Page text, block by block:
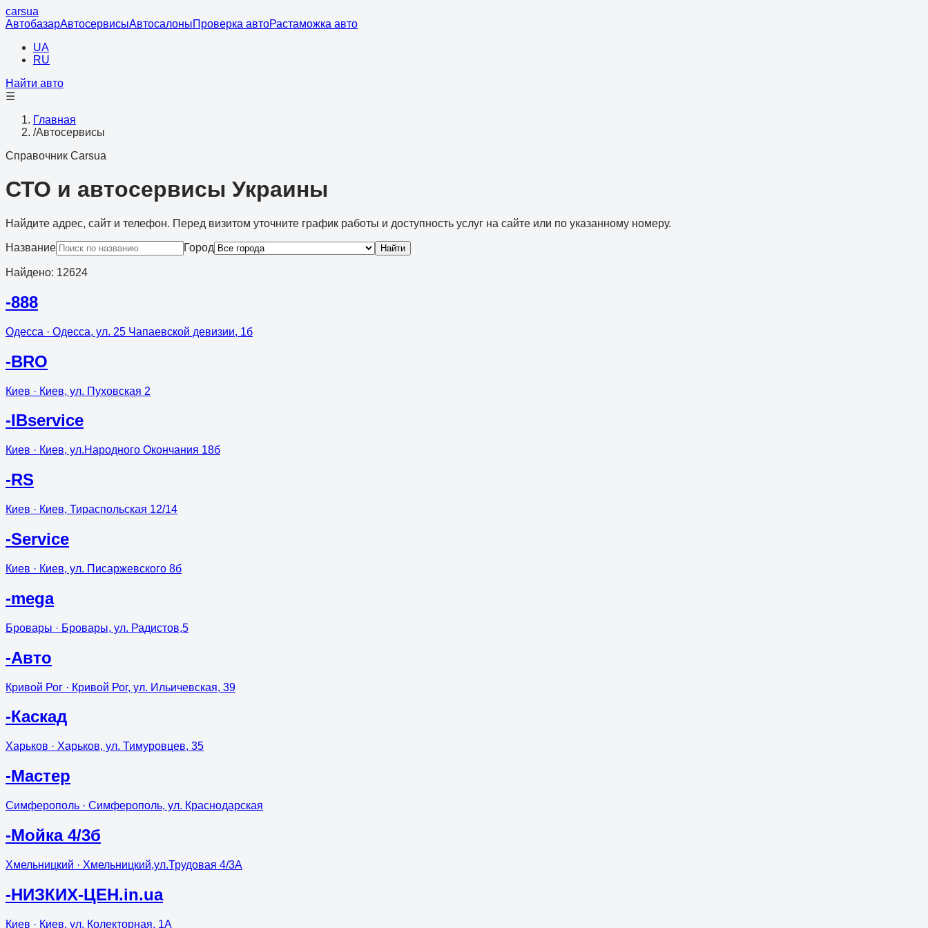
carsua
АвтобазарАвтосервисыАвтосалоныПроверка автоРастаможка авто
UA
RU
Найти авто
☰
Главная
/Автосервисы
Справочник Carsua
СТО и автосервисы Украины
Найдите адрес, сайт и телефон. Перед визитом уточните график работы и доступность услуг на сайте или по указанному номеру.
Название Город Найти
Найдено: 12624
-888
Одесса · Одесса, ул. 25 Чапаевской девизии, 1б
-BRO
Киев · Киев, ул. Пуховская 2
-IBservice
Киев · Киев, ул.Народного Окончания 18б
-RS
Киев · Киев, Тираспольская 12/14
-Service
Киев · Киев, ул. Писаржевского 8б
-mega
Бровары · Бровары, ул. Радистов,5
-Авто
Кривой Рог · Кривой Рог, ул. Ильичевская, 39
-Каскад
Харьков · Харьков, ул. Тимуровцев, 35
-Мастер
Симферополь · Симферополь, ул. Краснодарская
-Мойка 4/3б
Хмельницкий · Хмельницкий,ул.Трудовая 4/3А
-НИЗКИХ-ЦЕН.in.ua
Киев · Киев, ул. Колекторная, 1А